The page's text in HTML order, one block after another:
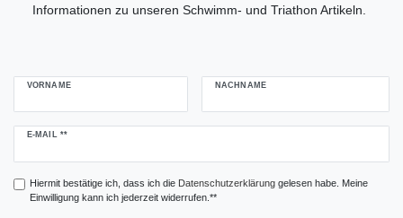
Informationen zu unseren Schwimm- und Triathon Artikeln.
VORNAME NACHNAME
E-MAIL **
Newsletter
Hiermit bestätige ich, dass ich die Daten­schutz­erklärunggelesen habe. Meine
Einwilligung kann ich jederzeit widerrufen.**